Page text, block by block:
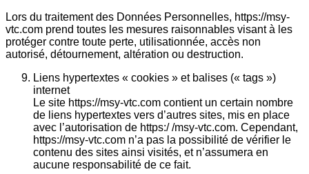
Lors du traitement des Données Personnelles, https://msy-
vtc.com prend toutes les mesures raisonnables visant à les
protéger contre toute perte, utilisationnée, accès non
autorisé, détournement, altération ou destruction.
Liens hypertextes « cookies » et balises (« tags »)
internet
Le site https://msy-vtc.com contient un certain nombre
de liens hypertextes vers d’autres sites, mis en place
avec l’autorisation de https:/ /msy-vtc.com. Cependant,
https://msy-vtc.com n’a pas la possibilité de vérifier le
contenu des sites ainsi visités, et n’assumera en
aucune responsabilité de ce fait.